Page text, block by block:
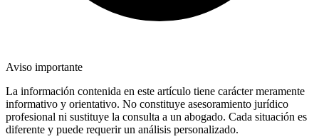
Aviso importante
La información contenida en este artículo tiene carácter meramente
informativo y orientativo. No constituye asesoramiento jurídico
profesional ni sustituye la consulta a un abogado. Cada situación es
diferente y puede requerir un análisis personalizado.